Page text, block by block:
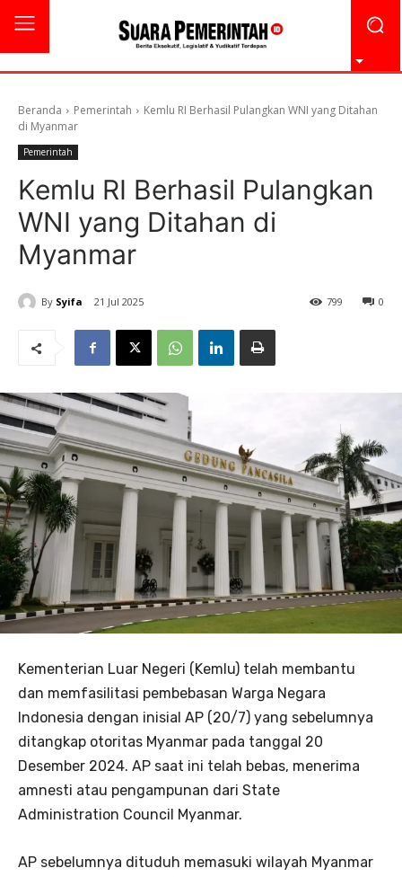
Beranda Pemerintah
Kemlu RI Berhasil Pulangkan WNI yang Ditahan
di Myanmar
Pemerintah
Kemlu RI Berhasil Pulangkan
WNI yang Ditahan di
Myanmar
By Syifa 21 Jul 2025 0
799
Kementerian Luar Negeri (Kemlu) telah membantu
dan memfasilitasi pembebasan Warga Negara
Indonesia dengan inisial AP (20/7) yang sebelumnya
ditangkap otoritas Myanmar pada tanggal 20
Desember 2024. AP saat ini telah bebas, menerima
amnesti atau pengampunan dari State
Administration Council Myanmar.
AP sebelumnya dituduh memasuki wilayah Myanmar